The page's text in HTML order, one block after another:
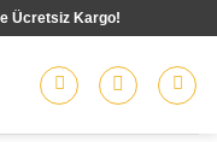
Ücretsiz Kargo!